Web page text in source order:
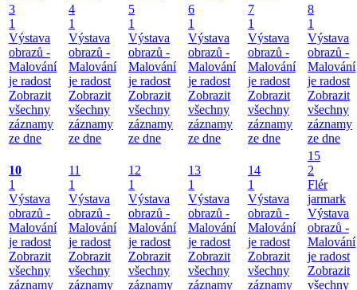
3
1
Výstava
obrazů -
Malování
je radost
Zobrazit
všechny
záznamy
ze dne
4
1
Výstava
obrazů -
Malování
je radost
Zobrazit
všechny
záznamy
ze dne
5
1
Výstava
obrazů -
Malování
je radost
Zobrazit
všechny
záznamy
ze dne
6
1
Výstava
obrazů -
Malování
je radost
Zobrazit
všechny
záznamy
ze dne
7
1
Výstava
obrazů -
Malování
je radost
Zobrazit
všechny
záznamy
ze dne
8
1
Výstava
obrazů -
Malování
je radost
Zobrazit
všechny
záznamy
ze dne
10
1
Výstava
obrazů -
Malování
je radost
Zobrazit
všechny
záznamy
11
1
Výstava
obrazů -
Malování
je radost
Zobrazit
všechny
záznamy
12
1
Výstava
obrazů -
Malování
je radost
Zobrazit
všechny
záznamy
13
1
Výstava
obrazů -
Malování
je radost
Zobrazit
všechny
záznamy
14
1
Výstava
obrazů -
Malování
je radost
Zobrazit
všechny
záznamy
15
2
Flér
jarmark
Výstava
obrazů -
Malování
je radost
Zobrazit
všechny